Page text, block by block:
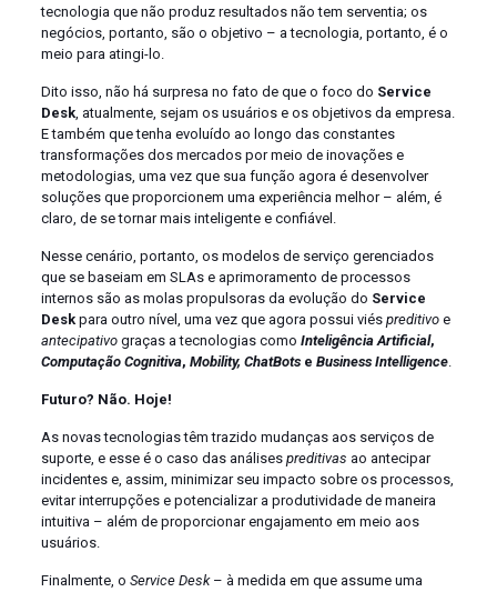
tecnologia que não produz resultados não tem serventia; os
negócios, portanto, são o objetivo – a tecnologia, portanto, é o
meio para atingi-lo.
Dito isso, não há surpresa no fato de que o foco do Service
Desk, atualmente, sejam os usuários e os objetivos da empresa.
E também que tenha evoluído ao longo das constantes
transformações dos mercados por meio de inovações e
metodologias, uma vez que sua função agora é desenvolver
soluções que proporcionem uma experiência melhor – além, é
claro, de se tornar mais inteligente e confiável.
Nesse cenário, portanto, os modelos de serviço gerenciados
que se baseiam em SLAs e aprimoramento de processos
internos são as molas propulsoras da evolução do Service
Deskpara outro nível, uma vez que agora possui viés preditivoe
antecipativograças a tecnologias como Inteligência Artificial,
Computação Cognitiva, Mobility, ChatBotse Business Intelligence.
Futuro? Não. Hoje!
As novas tecnologias têm trazido mudanças aos serviços de
suporte, e esse é o caso das análises preditivas ao antecipar
incidentes e, assim, minimizar seu impacto sobre os processos,
evitar interrupções e potencializar a produtividade de maneira
intuitiva – além de proporcionar engajamento em meio aos
usuários.
Finalmente, o Service Desk– à medida em que assume uma